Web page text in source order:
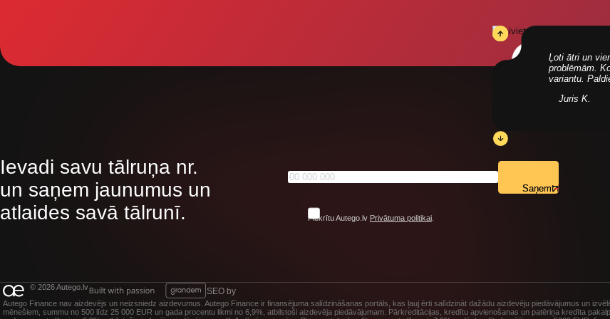
Ļoti ātri un
problēmām.
variantu.
Juris K.
Ievadi savu tālruņa nr.
un saņem jaunumus un
atlaides savā tālrunī.
Piekrītu Autego.lv Privātuma politikai.
© 2026 Autego.lv SEO by
Autego Finance nav aizdevējs un neizsniedz aizdevumus. Autego Finance ir finansējuma salīdzināšanas portāls, kas ļauj ērti salīdzināt dažādu aizdevēju piedāvājumus un
mēnešiem, summu no 500 līdz 25 000 EUR un gada procentu likmi no 6,9%, atbilstoši aizdevēja piedāvājumam. Pārkreditācijas, kredītu apvienošanas un patēriņa kredīta